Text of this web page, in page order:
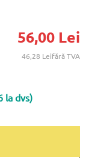
56,00 Lei
46,28 Leifără TVA
la dvs)